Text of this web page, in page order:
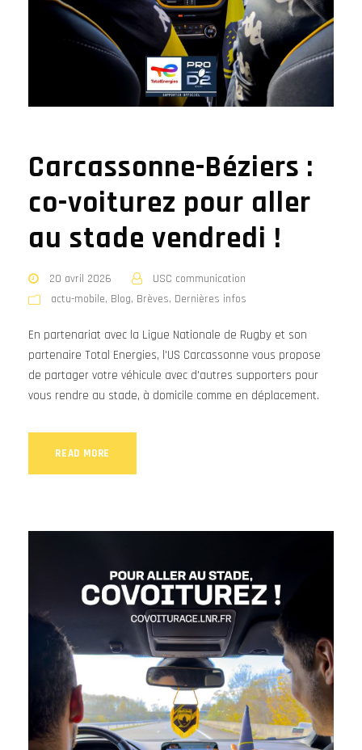
Carcassonne-Béziers :
co-voiturez pour aller
au stade vendredi !
20 avril 2026
USC communication
actu-mobile, Blog, Brèves, Dernières infos
En partenariat avec la Ligue Nationale de Rugby et son
partenaire Total Energies, l'US Carcassonne vous propose
de partager votre véhicule avec d'autres supporters pour
vous rendre au stade, à domicile comme en déplacement.
READ MORE